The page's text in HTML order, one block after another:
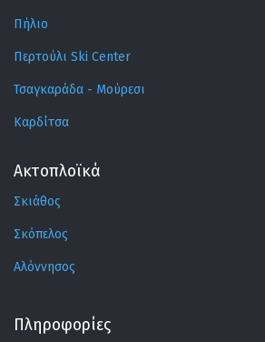
Πήλιο
Περτούλι Ski Center
Τσαγκαράδα - Μούρεσι
Καρδίτσα
Ακτοπλοϊκά
Σκιάθος
Σκόπελος
Αλόννησος
Πληροφορίες